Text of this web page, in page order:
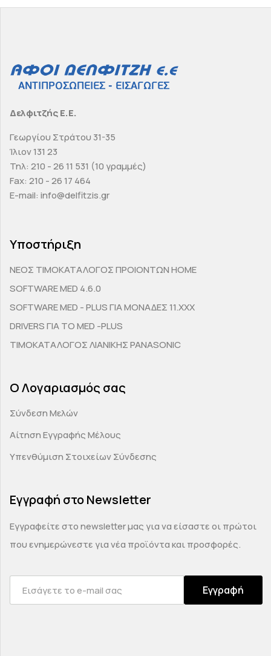
Δελφιτζής Ε.Ε.
Γεωργίου Στράτου 31-35
Ίλιον 131 23
Τηλ: 210 - 26 11 531 (10 γραμμές)
Fax: 210 - 26 17 464
E-mail: info@delfitzis.gr
Υποστήριξη
ΝΕΟΣ ΤΙΜΟΚΑΤΑΛΟΓΟΣ ΠΡΟΙΟΝΤΩΝ HOME
SOFTWARE MED 4.6.0
SOFTWARE MED - PLUS ΓΙΑ ΜΟΝΑΔΕΣ 11.ΧΧΧ
DRIVERS ΓΙΑ ΤΟ MED -PLUS
ΤΙΜΟΚΑΤΑΛΟΓΟΣ ΛΙΑΝΙΚΗΣ PANASONIC
Ο Λογαριασμός σας
Σύνδεση Μελών
Αίτηση Εγγραφής Μέλους
Υπενθύμιση Στοιχείων Σύνδεσης
Εγγραφή στο Newsletter
Εγγραφείτε στο newsletter μας για να είσαστε οι πρώτοι
που ενημερώνεστε για νέα προϊόντα και προσφορές.
Εγγραφή